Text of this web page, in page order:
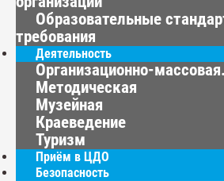
Образовательные
требования
Деятельность
Организационно-
Методическая
Музейная
Краеведение
Туризм
Приём в ЦДО
Безопасность